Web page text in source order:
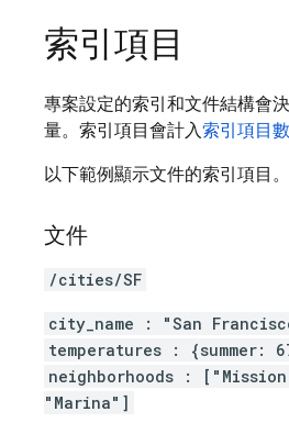
索引項目
專案設定的索引和文件結構會
量。索引項目會計入索引項目
以下範例顯示文件的索引項目。
文件
/cities/SF
city_name : "San
temperatures : {summer:
neighborhoods :
"Marina"]